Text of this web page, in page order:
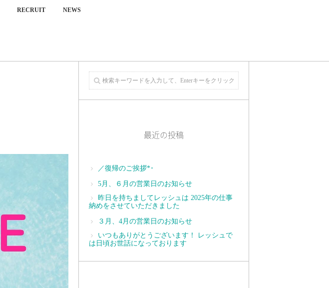
RECRUIT NEWS
最近の投稿
／復帰のご挨拶*･ ⁡
5月、６月の営業日のお知らせ
昨日を持ちましてレッシュは 2025年の仕事
納めをさせていただきました
３月、4月の営業日のお知らせ
いつもありがとうございます！ レッシュで
は日頃お世話になっております